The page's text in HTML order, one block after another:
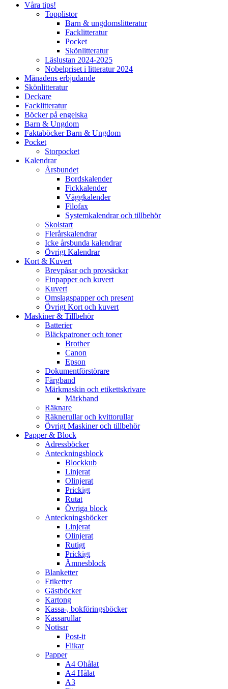
Våra tips!
Topplistor
Barn & ungdomslitteratur
Facklitteratur
Pocket
Skönlitteratur
Läslustan 2024-2025
Nobelpriset i litteratur 2024
Månadens erbjudande
Skönlitteratur
Deckare
Facklitteratur
Böcker på engelska
Barn & Ungdom
Faktaböcker Barn & Ungdom
Pocket
Storpocket
Kalendrar
Årsbundet
Bordskalender
Fickkalender
Väggkalender
Filofax
Systemkalendrar och tillbehör
Skolstart
Flerårskalendrar
Icke årsbunda kalendrar
Övrigt Kalendrar
Kort & Kuvert
Brevpåsar och provsäckar
Finpapper och kuvert
Kuvert
Omslagspapper och present
Övrigt Kort och kuvert
Maskiner & Tillbehör
Batterier
Bläckpatroner och toner
Brother
Canon
Epson
Dokumentförstörare
Färgband
Märkmaskin och etikettskrivare
Märkband
Räknare
Räknerullar och kvittorullar
Övrigt Maskiner och tillbehör
Papper & Block
Adressböcker
Anteckningsblock
Blockkub
Linjerat
Olinjerat
Prickigt
Rutat
Övriga block
Anteckningsböcker
Linjerat
Olinjerat
Rutigt
Prickigt
Ämnesblock
Blanketter
Etiketter
Gästböcker
Kartong
Kassa-, bokföringsböcker
Kassarullar
Notisar
Post-it
Flikar
Papper
A4 Ohålat
A4 Hålat
A3